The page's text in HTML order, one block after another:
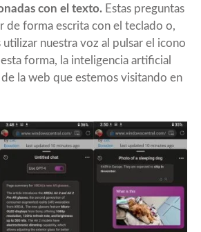
con el texto. Estas preguntas
de forma escrita con el teclado o,
nuestra voz al pulsar el icono
forma, la inteligencia artificial
la web que estemos visitando en